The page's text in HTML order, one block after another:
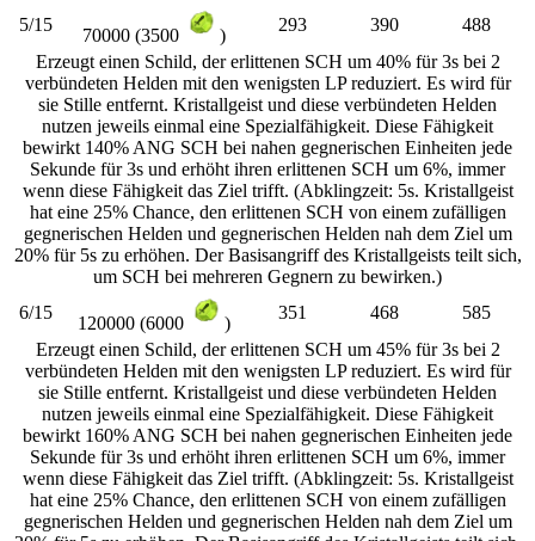
5/15
70000 (3500 )
293 390
488
Erzeugt einen Schild, der erlittenen SCH um 40% für 3s bei 2
verbündeten Helden mit den wenigsten LP reduziert. Es wird für
sie Stille entfernt. Kristallgeist und diese verbündeten Helden
nutzen jeweils einmal eine Spezialfähigkeit. Diese Fähigkeit
bewirkt 140% ANG SCH bei nahen gegnerischen Einheiten jede
Sekunde für 3s und erhöht ihren erlittenen SCH um 6%, immer
wenn diese Fähigkeit das Ziel trifft. (Abklingzeit: 5s. Kristallgeist
hat eine 25% Chance, den erlittenen SCH von einem zufälligen
gegnerischen Helden und gegnerischen Helden nah dem Ziel um
20% für 5s zu erhöhen. Der Basisangriff des Kristallgeists teilt sich,
um SCH bei mehreren Gegnern zu bewirken.)
6/15
120000 (6000 )
351 468
585
Erzeugt einen Schild, der erlittenen SCH um 45% für 3s bei 2
verbündeten Helden mit den wenigsten LP reduziert. Es wird für
sie Stille entfernt. Kristallgeist und diese verbündeten Helden
nutzen jeweils einmal eine Spezialfähigkeit. Diese Fähigkeit
bewirkt 160% ANG SCH bei nahen gegnerischen Einheiten jede
Sekunde für 3s und erhöht ihren erlittenen SCH um 6%, immer
wenn diese Fähigkeit das Ziel trifft. (Abklingzeit: 5s. Kristallgeist
hat eine 25% Chance, den erlittenen SCH von einem zufälligen
gegnerischen Helden und gegnerischen Helden nah dem Ziel um